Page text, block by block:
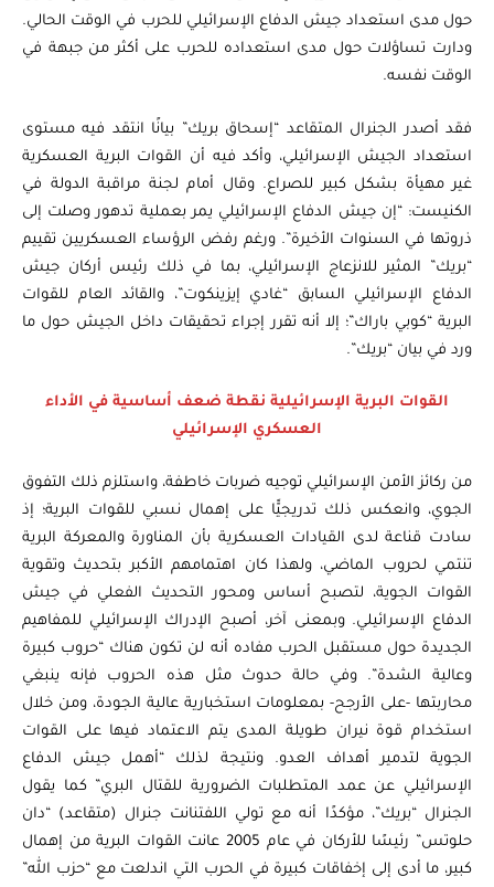
حول مدى استعداد جيش الدفاع الإسرائيلي للحرب في الوقت الحالي.
ودارت تساؤلات حول مدى استعداده للحرب على أكثر من جبهة في
الوقت نفسه.
فقد أصدر الجنرال المتقاعد “إسحاق بريك” بيانًا انتقد فيه مستوى
استعداد الجيش الإسرائيلي، وأكد فيه أن القوات البرية العسكرية
غير مهيأة بشكل كبير للصراع. وقال أمام لجنة مراقبة الدولة في
الكنيست: “إن جيش الدفاع الإسرائيلي يمر بعملية تدهور وصلت إلى
ذروتها في السنوات الأخيرة”. ورغم رفض الرؤساء العسكريين تقييم
“بريك” المثير للانزعاج الإسرائيلي، بما في ذلك رئيس أركان جيش
الدفاع الإسرائيلي السابق “غادي إيزينكوت”، والقائد العام للقوات
البرية “كوبي باراك”؛ إلا أنه تقرر إجراء تحقيقات داخل الجيش حول ما
ورد في بيان “بريك”.
القوات البرية الإسرائيلية نقطة ضعف أساسية في الأداء
العسكري الإسرائيلي
من ركائز الأمن الإسرائيلي توجيه ضربات خاطفة، واستلزم ذلك التفوق
الجوي، وانعكس ذلك تدريجيًّا على إهمال نسبي للقوات البرية؛ إذ
سادت قناعة لدى القيادات العسكرية بأن المناورة والمعركة البرية
تنتمي لحروب الماضي، ولهذا كان اهتمامهم الأكبر بتحديث وتقوية
القوات الجوية، لتصبح أساس ومحور التحديث الفعلي في جيش
الدفاع الإسرائيلي. وبمعنى آخر، أصبح الإدراك الإسرائيلي للمفاهيم
الجديدة حول مستقبل الحرب مفاده أنه لن تكون هناك “حروب كبيرة
وعالية الشدة”. وفي حالة حدوث مثل هذه الحروب فإنه ينبغي
محاربتها -على الأرجح- بمعلومات استخبارية عالية الجودة، ومن خلال
استخدام قوة نيران طويلة المدى يتم الاعتماد فيها على القوات
الجوية لتدمير أهداف العدو. ونتيجة لذلك “أهمل جيش الدفاع
الإسرائيلي عن عمد المتطلبات الضرورية للقتال البري” كما يقول
الجنرال “بريك”، مؤكدًا أنه مع تولي اللفتنانت جنرال (متقاعد) “دان
حلوتس” رئيسًا للأركان في عام 2005 عانت القوات البرية من إهمال
كبير، ما أدى إلى إخفاقات كبيرة في الحرب التي اندلعت مع “حزب الله”